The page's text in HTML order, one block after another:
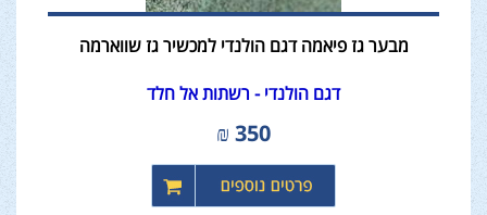
מבער גז פיאמה דגם הולנדי למכשיר גז שווארמה
דגם הולנדי - רשתות אל חלד
350
₪